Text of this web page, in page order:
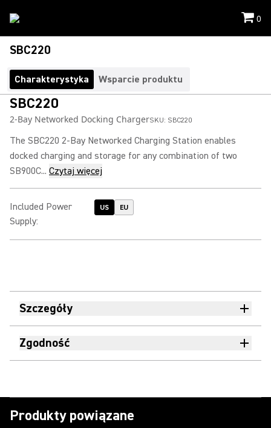
0
SBC220
Charakterystyka Wsparcie produktu
SBC220
2-Bay Networked Docking ChargerSKU: SBC220
The SBC220 2-Bay Networked Charging Station enables
docked charging and storage for any combination of two
SB900C... Czytaj więcej
Included Power
Supply:
US EU
Szczegóły
Zgodność
Produkty powiązane